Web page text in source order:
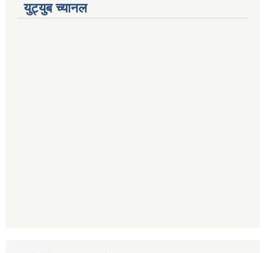
युट्युब च्यानल